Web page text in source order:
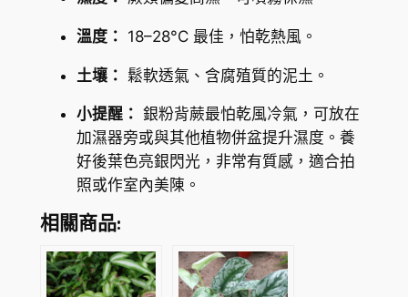
溫度： 18–28°C 最佳，怕乾熱風。
土壤： 鬆軟透氣、含腐殖質的泥土。
小提醒： 銀粉背蕨最怕乾風冷氣，可放在
加濕器旁或與其他植物併盆提升濕度。養
好後葉色亮銀閃光，非常有質感，適合拍
照或作室內美陳。
相關商品: